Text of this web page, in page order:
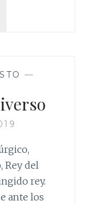
—
Rey del
rey.
ante los